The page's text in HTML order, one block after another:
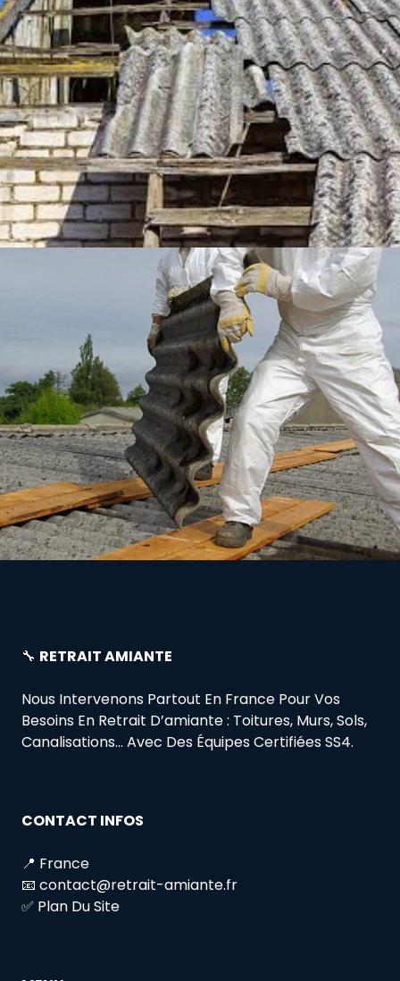
🔧 RETRAIT AMIANTE
Nous Intervenons Partout En France Pour Vos
Besoins En Retrait D’amiante : Toitures, Murs, Sols,
Canalisations… Avec Des Équipes Certifiées SS4.
CONTACT INFOS
📍 France
📧 contact@retrait-amiante.fr
✅ Plan Du Site